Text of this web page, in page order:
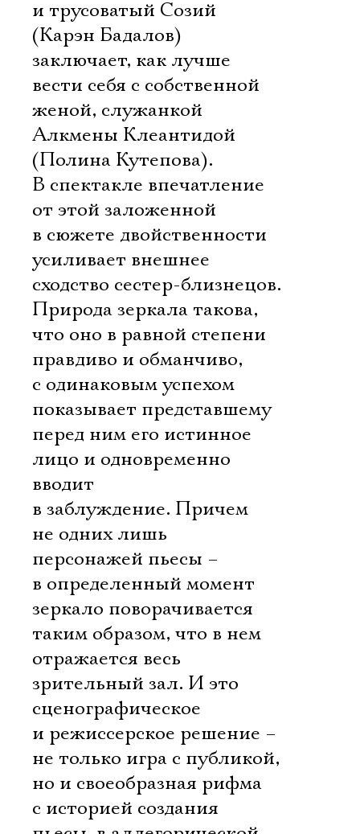
и трусоватый Созий
(Карэн Бадалов)
заключает, как лучше
вести себя с собственной
женой, служанкой
Алкмены Клеантидой
(Полина Кутепова).
В спектакле впечатление
от этой заложенной
в сюжете двойственности
усиливает внешнее
сходство сестер-близнецов.
Природа зеркала такова,
что оно в равной степени
правдиво и обманчиво,
с одинаковым успехом
показывает представшему
перед ним его истинное
лицо и одновременно
вводит
в заблуждение. Причем
не одних лишь
персонажей пьесы –
в определенный момент
зеркало поворачивается
таким образом, что в нем
отражается весь
зрительный зал. И это
сценографическое
и режиссерское решение –
не только игра с публикой,
но и своеобразная рифма
с историей создания